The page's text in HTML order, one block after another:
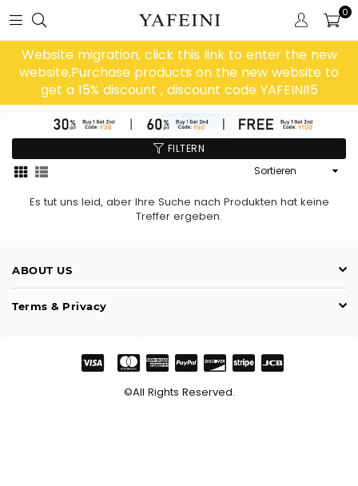
0
Website migration, click this link to enter the new
website,Purchase products on the new website to
get a 15% discount , discount code YAFEINI15
FILTERN
Es tut uns leid, aber Ihre Suche nach Produkten hat keine
Treffer ergeben.
ABOUT US
Terms & Privacy
©All Rights Reserved.